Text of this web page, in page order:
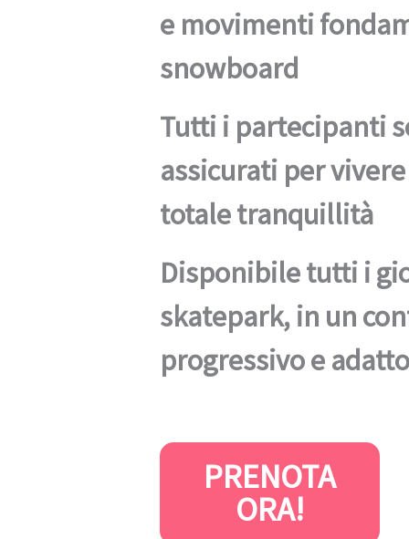
e movimenti
snowboard
Tutti i partecipanti
assicurati per
totale tranquillità
Disponibile tutti i
skatepark, in un
progressivo e
PRENOTA
ORA!